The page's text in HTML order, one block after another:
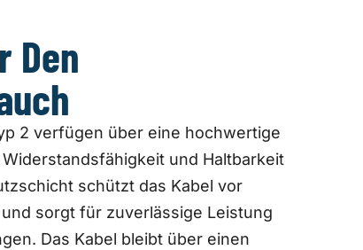
Den
2 verfügen über eine hochwertige
und Haltbarkeit
schützt das Kabel vor
sorgt für zuverlässige Leistung
Das Kabel bleibt über einen